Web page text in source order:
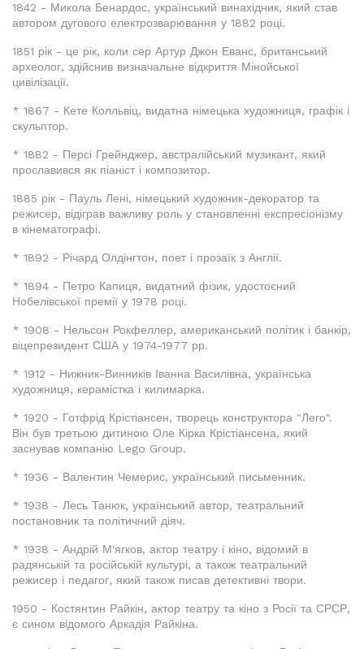
1842 - Микола Бенардос, український винахідник, який став
автором дугового електрозварювання у 1882 році.
1851 рік - це рік, коли сер Артур Джон Еванс, британський
археолог, здійснив визначальне відкриття Мінойської
цивілізації.
* 1867 - Кете Колльвіц, видатна німецька художниця, графік і
скульптор.
* 1882 - Персі Грейнджер, австралійський музикант, який
прославився як піаніст і композитор.
1885 рік - Пауль Лені, німецький художник-декоратор та
режисер, відіграв важливу роль у становленні експресіонізму
в кінематографі.
* 1892 - Річард Олдінгтон, поет і прозаїк з Англії.
* 1894 - Петро Капиця, видатний фізик, удостоєний
Нобелівської премії у 1978 році.
* 1908 - Нельсон Рокфеллер, американський політик і банкір,
віцепрезидент США у 1974-1977 рр.
* 1912 - Нижник-Винників Іванна Василівна, українська
художниця, керамістка і килимарка.
* 1920 - Готфрід Крістіансен, творець конструктора "Лего".
Він був третьою дитиною Оле Кірка Крістіансена, який
заснував компанію Lego Group.
* 1936 - Валентин Чемерис, український письменник.
* 1938 - Лесь Танюк, український автор, театральний
постановник та політичний діяч.
* 1938 - Андрій М'ягков, актор театру і кіно, відомий в
радянській та російській культурі, а також театральний
режисер і педагог, який також писав детективні твори.
1950 - Костянтин Райкін, актор театру та кіно з Росії та СРСР,
є сином відомого Аркадія Райкіна.